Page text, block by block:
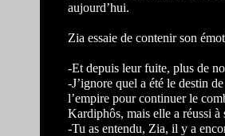
aujourd’hui.
Zia essaie de contenir son
-Et depuis leur fuite, plus de
-J’ignore quel a été le destin
l’empire pour continuer le
Kardiphôs, mais elle a réussi à
-Tu as entendu, Zia, il y a